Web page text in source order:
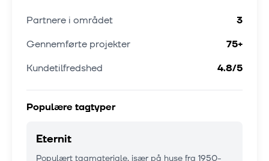
Partnere i området
3
Gennemførte projekter
75+
Kundetilfredshed
4.8/5
Populære tagtyper
Eternit
Populært tagmateriale, især på huse fra 1950-